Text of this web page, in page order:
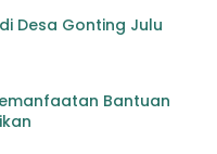
Desa Gonting Julu
Bantuan